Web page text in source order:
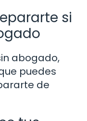
si
abogado,
puedes
de